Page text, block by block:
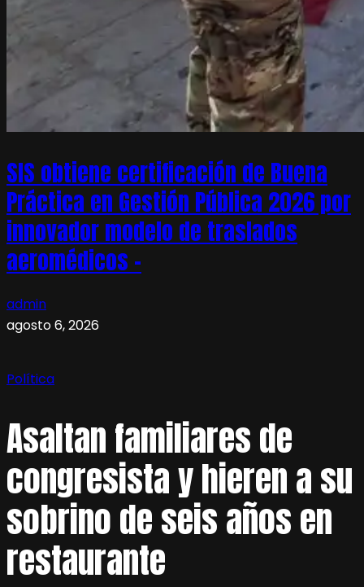
SIS obtiene certificación de Buena
Práctica en Gestión Pública 2026 por
innovador modelo de traslados
aeromédicos –
admin
agosto 6, 2026
Política
Asaltan familiares de
congresista y hieren a su
sobrino de seis años en
restaurante